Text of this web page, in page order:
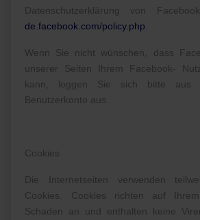
Datenschutzerklärung von
de.facebook.com/policy.php
Wenn Sie nicht wünschen, dass
unserer Seiten Ihrem Facebook-
kann, loggen Sie sich bitte aus
Benutzerkonto aus.
Cookies
Die Internetseiten verwenden
Cookies. Cookies richten auf
Schaden an und enthalten keine